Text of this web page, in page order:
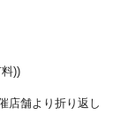
))
店舗より折り返し